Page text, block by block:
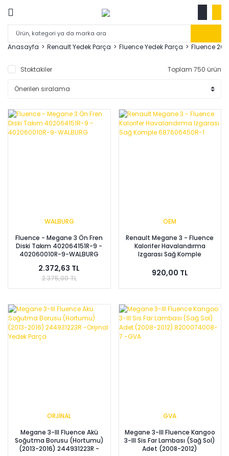
Anasayfa Renault Yedek Parça Fluence Yedek Parça Fluence
Stoktakiler Toplam 750 ürün
WALBURG
Fluence - Megane 3 Ön Fren
Diski Takım 402064151R-9 -
402060010R-9-WALBURG
2.372,63 TL
2.375,00 TL
OEM
Renault Megane 3 - Fluence
Kalorifer Havalandırma
Izgarası Sağ Komple
920,00 TL
ORJİNAL
Megane 3-III Fluence Akü
Soğutma Borusu (Hortumu)
(2013-2016) 244931223R -
GVA
Megane 3-III Fluence Kangoo
3-III Sis Far Lambası (Sağ Sol)
Adet (2008-2012)